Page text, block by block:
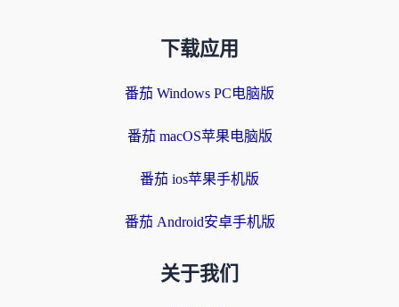
下载应用
番茄 Windows PC电脑版
番茄 macOS苹果电脑版
番茄 ios苹果手机版
番茄 Android安卓手机版
关于我们